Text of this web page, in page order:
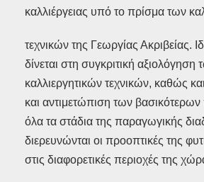
καλλιέργειας υπό το πρίσμα των
τεχνικών της Γεωργίας Ακριβείας.
δίνεται στη συγκριτική αξιολόγηση
καλλιεργητικών τεχνικών, καθώς
και αντιμετώπιση των
όλα τα στάδια της παραγωγικής
διερευνώνται οι προοπτικές της
στις διαφορετικές περιοχές της